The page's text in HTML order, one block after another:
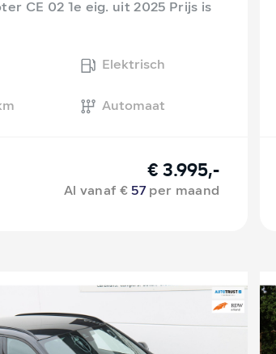
CE 02 1e eig. uit 2025 Prijs is
Elektrisch
Automaat
€ 3.995,-
Al vanaf €57per maand